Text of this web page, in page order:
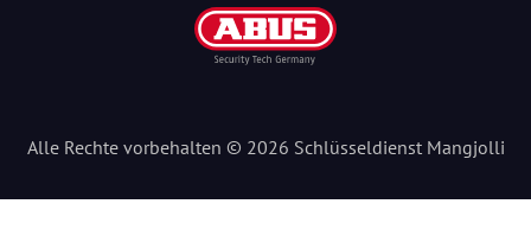
Alle Rechte vorbehalten © 2026 Schlüsseldienst Mangjolli